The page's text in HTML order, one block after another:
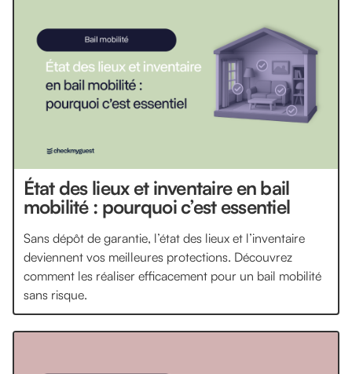
État des lieux et inventaire en bail
mobilité : pourquoi c’est essentiel
Sans dépôt de garantie, l’état des lieux et l’inventaire
deviennent vos meilleures protections. Découvrez
comment les réaliser efficacement pour un bail mobilité
sans risque.